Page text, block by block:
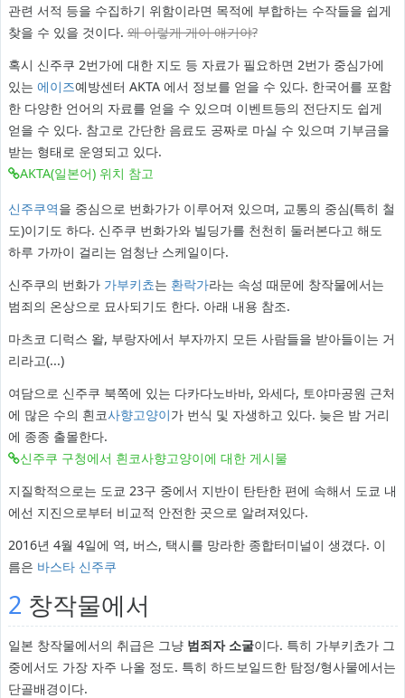
관련 서적 등을 수집하기 위함이라면 목적에 부합하는 수작들을 쉽게
찾을 수 있을 것이다.왜 이렇게 게이 얘기야?
혹시 신주쿠 2번가에 대한 지도 등 자료가 필요하면 2번가 중심가에
있는 에이즈예방센터 AKTA 에서 정보를 얻을 수 있다. 한국어를 포함
한 다양한 언어의 자료를 얻을 수 있으며 이벤트등의 전단지도 쉽게
얻을 수 있다. 참고로 간단한 음료도 공짜로 마실 수 있으며 기부금을
받는 형태로 운영되고 있다.
AKTA(일본어) 위치 참고
신주쿠역을 중심으로 번화가가 이루어져 있으며, 교통의 중심(특히 철
도)이기도 하다. 신주쿠 번화가와 빌딩가를 천천히 둘러본다고 해도
하루 가까이 걸리는 엄청난 스케일이다.
신주쿠의 번화가 가부키쵸는 환락가라는 속성 때문에 창작물에서는
범죄의 온상으로 묘사되기도 한다. 아래 내용 참조.
마츠코 디럭스 왈, 부랑자에서 부자까지 모든 사람들을 받아들이는 거
리라고(...)
여담으로 신주쿠 북쪽에 있는 다카다노바바, 와세다, 토야마공원 근처
에 많은 수의 흰코사향고양이가 번식 및 자생하고 있다. 늦은 밤 거리
에 종종 출몰한다.
신주쿠 구청에서 흰코사향고양이에 대한 게시물
지질학적으로는 도쿄 23구 중에서 지반이 탄탄한 편에 속해서 도쿄 내
에선 지진으로부터 비교적 안전한 곳으로 알려져있다.
2016년 4월 4일에 역, 버스, 택시를 망라한 종합터미널이 생겼다. 이
름은 바스타 신주쿠
2 창작물에서
일본 창작물에서의 취급은 그냥 범죄자 소굴이다. 특히 가부키쵸가 그
중에서도 가장 자주 나올 정도. 특히 하드보일드한 탐정/형사물에서는
단골배경이다.